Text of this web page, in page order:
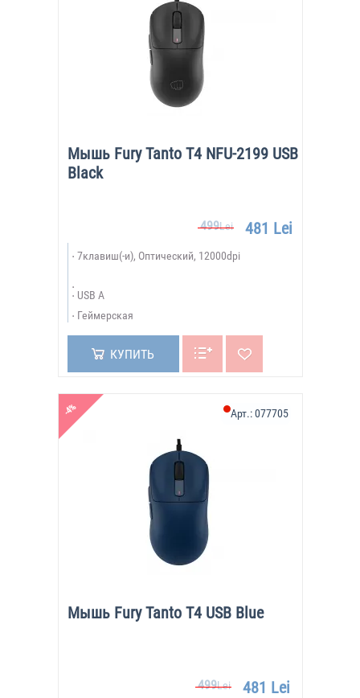
Мышь Fury Tanto T4 NFU-2199 USB
Black
499Lei 481 Lei
7клавиш(-и), Оптический, 12000dpi
USB A
Геймерская
КУПИТЬ
-4%
Мышь Fury Tanto T4 USB Blue
Арт.:077705
499Lei 481 Lei